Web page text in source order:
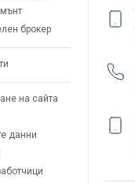
брокер
на сайта
данни